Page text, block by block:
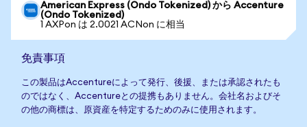
American Express (Ondo Tokenized) から Accenture
(Ondo Tokenized)
1 AXPon は 2.0021 ACNon に相当
免責事項
この製品はAccentureによって発行、後援、または承認されたも
のではなく、Accentureとの提携もありません。会社名およびそ
の他の商標は、原資産を特定するためのみに使用されます。